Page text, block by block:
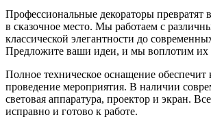
Профессиональные декораторы превратят
в сказочное место. Мы работаем с
классической элегантности до
Предложите ваши идеи, и мы воплотим их
Полное техническое оснащение обеспечит
проведение мероприятия. В наличии
световая аппаратура, проектор и экран.
исправно и готово к работе.